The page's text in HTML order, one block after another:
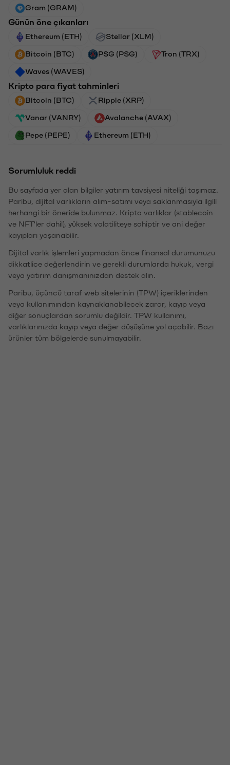
Gram (GRAM)
Günün öne çıkanları
Ethereum (ETH) Stellar (XLM)
Bitcoin (BTC) PSG (PSG) Tron (TRX)
Waves (WAVES)
Kripto para fiyat tahminleri
Bitcoin (BTC) Ripple (XRP)
Vanar (VANRY) Avalanche (AVAX)
Pepe (PEPE) Ethereum (ETH)
Sorumluluk reddi
Bu sayfada yer alan bilgiler yatırım tavsiyesi niteliği taşımaz.
Paribu, dijital varlıkların alım-satımı veya saklanmasıyla ilgili
herhangi bir öneride bulunmaz. Kripto varlıklar (stablecoin
ve NFT'ler dahil), yüksek volatiliteye sahiptir ve ani değer
kayıpları yaşanabilir.
Dijital varlık işlemleri yapmadan önce finansal durumunuzu
dikkatlice değerlendirin ve gerekli durumlarda hukuk, vergi
veya yatırım danışmanınızdan destek alın.
Paribu, üçüncü taraf web sitelerinin (TPW) içeriklerinden
veya kullanımından kaynaklanabilecek zarar, kayıp veya
diğer sonuçlardan sorumlu değildir. TPW kullanımı,
varlıklarınızda kayıp veya değer düşüşüne yol açabilir. Bazı
ürünler tüm bölgelerde sunulmayabilir.